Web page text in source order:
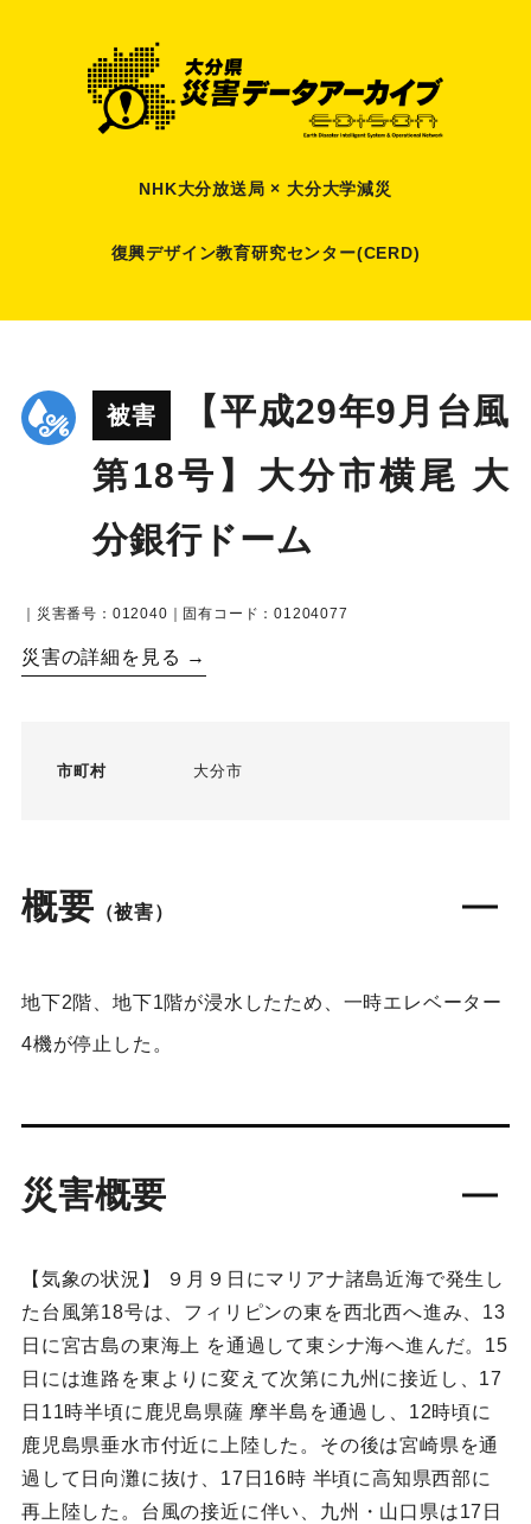
NHK大分放送局 × 大分大学減災
復興デザイン教育研究センター(CERD)
被害
【平成29年9月台風
第18号】大分市横尾 大
分銀行ドーム
｜災害番号：012040｜固有コード：01204077
災害の詳細を見る →
市町村 大分市
概要 （被害）
地下2階、地下1階が浸水したため、一時エレベーター
4機が停止した。
災害概要
【気象の状況】 ９月９日にマリアナ諸島近海で発生し
た台風第18号は、フィリピンの東を西北西へ進み、13
日に宮古島の東海上 を通過して東シナ海へ進んだ。15
日には進路を東よりに変えて次第に九州に接近し、17
日11時半頃に鹿児島県薩 摩半島を通過し、12時頃に
鹿児島県垂水市付近に上陸した。その後は宮崎県を通
過して日向灘に抜け、17日16時 半頃に高知県西部に
再上陸した。台風の接近に伴い、九州・山口県は17日